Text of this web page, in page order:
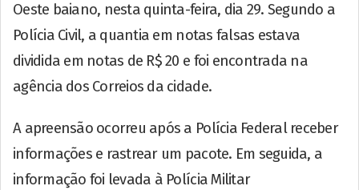
Oeste baiano, nesta quinta-feira, dia 29. Segundo a
Polícia Civil, a quantia em notas falsas estava
dividida em notas de R$ 20 e foi encontrada na
agência dos Correios da cidade.
A apreensão ocorreu após a Polícia Federal receber
informações e rastrear um pacote. Em seguida, a
informação foi levada à Polícia Militar